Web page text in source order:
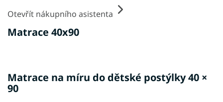
Matrace 40x90
Otevřít nákupního asistenta
Matrace na míru do dětské postýlky 40 ×
90